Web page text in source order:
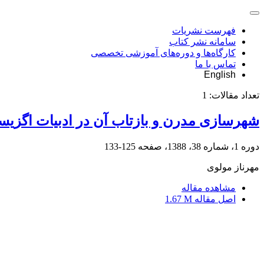
فهرست نشریات
سامانه نشر کتاب
کارگاه‌ها و دوره‌های آموزشی تخصصی
تماس با ما
English
تعداد مقالات: 1
شهرسازی مدرن و بازتاب آن در ادبیات
دوره 1، شماره 38، 1388، صفحه 125-133
مهرناز مولوی
مشاهده مقاله
اصل مقاله 1.67 M